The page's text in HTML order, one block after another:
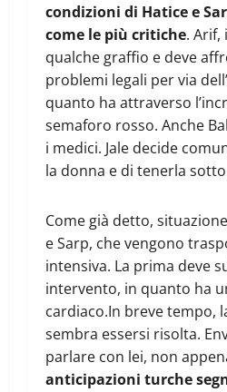
condizioni di Hatice e
come le più critiche. Arif,
qualche graffio e deve
problemi legali per via
quanto ha attraverso
semaforo rosso. Anche
i medici. Jale decide
la donna e di tenerla
Come già detto,
e Sarp, che vengono
intensiva. La prima deve
intervento, in quanto ha
cardiaco.In breve tempo,
sembra essersi risolta.
parlare con lei, non
anticipazioni turche